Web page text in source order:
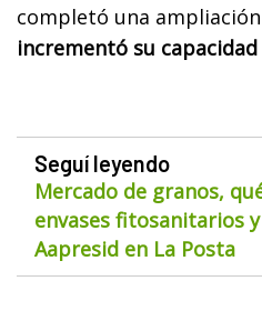
completó una
incrementó su
Seguí leyendo
Mercado de granos,
envases fitosanitarios
Aapresid en La Posta